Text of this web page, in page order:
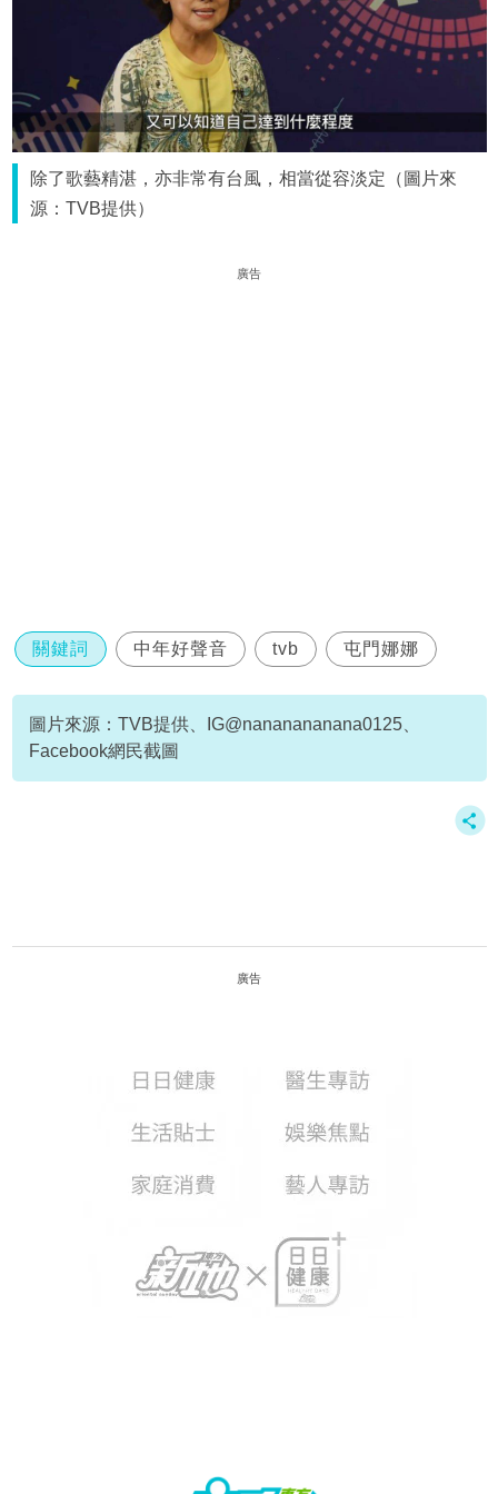
除了歌藝精湛，亦非常有台風，相當從容淡定（圖片來
源：TVB提供）
廣告
關鍵詞 中年好聲音 tvb 屯門娜娜
圖片來源：TVB提供、IG@nananananana0125、
Facebook網民截圖
廣告